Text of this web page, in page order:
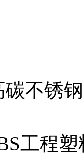
碳不锈钢
工程塑